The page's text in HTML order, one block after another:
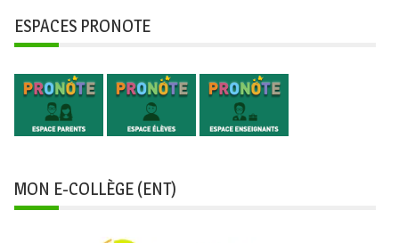
ESPACES PRONOTE
MON E-COLLÈGE (ENT)